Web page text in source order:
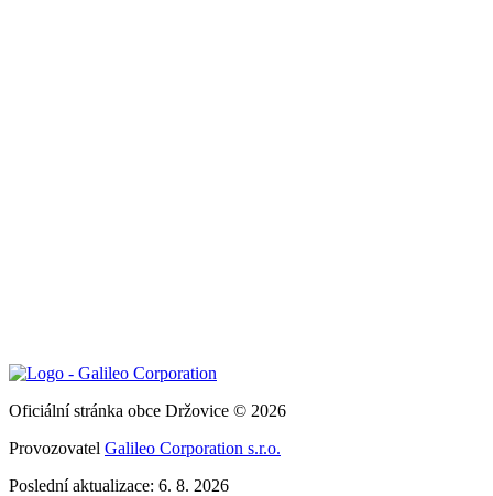
Oficiální stránka obce Držovice © 2026
Provozovatel Galileo Corporation s.r.o.
Poslední aktualizace: 6. 8. 2026